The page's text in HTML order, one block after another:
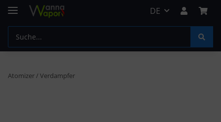
DE
Atomizer / Verdampfer